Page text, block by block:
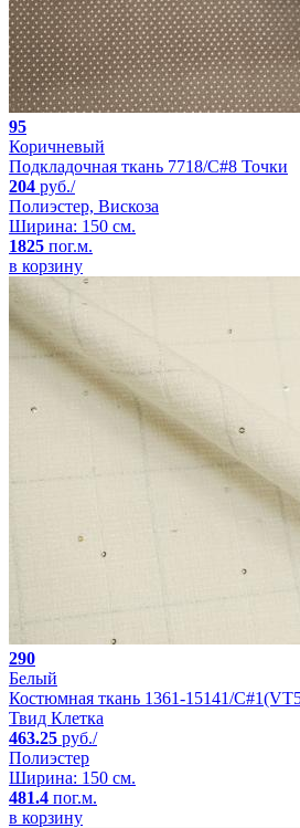
95
Коричневый
Подкладочная ткань 7718/C#8 Точки
204 руб./
Полиэстер, Вискоза
Ширина: 150 см.
1825 пог.м.
в корзину
290
Белый
Костюмная ткань 1361-15141/
Твид Клетка
463.25 руб./
Полиэстер
Ширина: 150 см.
481.4 пог.м.
в корзину